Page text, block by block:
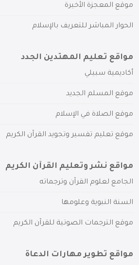
موقع المعجزة الأخيرة
الحوار المباشر للتعريف بالإسلام
مواقع تعليم المهتدين الجدد
أكاديمية سبيلي
موقع المسلم الجديد
موقع الصلاة في الإسلام
موقع تعليم تفسير وتجويد القرآن الكريم
مواقع نشر وتعليم القرآن الكريم
الجامع لعلوم القرآن وترجماته
السنة النبوية وعلومها
موقع الترجمات الصوتية للقرآن الكريم
مواقع تطوير مهارات الدعاة